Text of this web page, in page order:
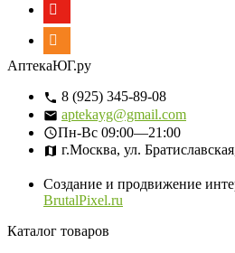
АптекаЮГ.ру
8 (925) 345-89-08
aptekayg@gmail.com
Пн-Вс 09:00—21:00
г.Москва, ул.
Создание и продвижение
BrutalPixel.ru
Каталог товаров